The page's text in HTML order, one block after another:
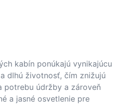
kabín ponúkajú vynikajúcu
dlhú životnosť, čím znižujú
potrebu údržby a zároveň
a jasné osvetlenie pre